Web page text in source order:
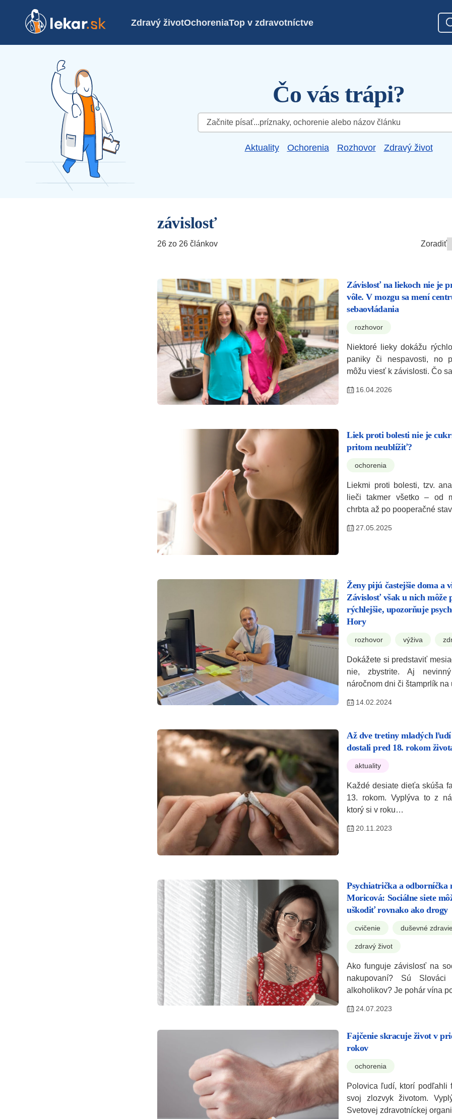
Zdravý životOchoreniaTop v zdravotníctve
Čo vás trápi?
Hľadať:
Aktuality Ochorenia Rozhovor Zdravý život
závislosť
26 zo 26 článkov Zoradiť
Závislosť na liekoch nie je
vôle. V mozgu sa mení
sebaovládania
rozhovor
Niektoré lieky dokážu
paniky či nespavosti, no
môžu viesť k závislosti. Čo
16.04.2026
Liek proti bolesti nie je
pritom neublížiť?
ochorenia
Liekmi proti bolesti, tzv.
lieči takmer všetko – od
chrbta až po pooperačné
27.05.2025
Ženy pijú častejšie doma a
Závislosť však u nich môže
rýchlejšie, upozorňuje
Hory
rozhovor výživa
Dokážete si predstaviť
nie, zbystrite. Aj
náročnom dni či štamprlík
14.02.2024
Až dve tretiny mladých ľudí
dostali pred 18. rokom
aktuality
Každé desiate dieťa skúša
13. rokom. Vyplýva to z
ktorý si v roku…
20.11.2023
Psychiatrička a odborníčka
Moricová: Sociálne siete
uškodiť rovnako ako drogy
cvičenie duševné
zdravý život
Ako funguje závislosť na
nakupovaní? Sú
alkoholikov? Je pohár vína
24.07.2023
Fajčenie skracuje život v
rokov
ochorenia
Polovica ľudí, ktorí podľahli
svoj zlozvyk životom.
Svetovej zdravotníckej